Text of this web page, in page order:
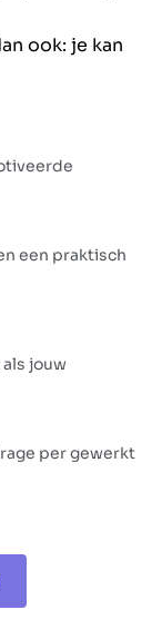
ook: je kan
een praktisch
jouw
per gewerkt